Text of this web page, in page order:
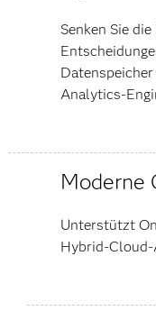
Senken Sie
Analytics-
Moderne
Unterstützt
Hybrid-